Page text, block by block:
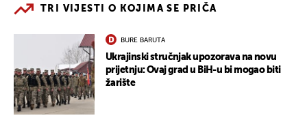
TRI VIJESTI O KOJIMA SE PRIČA
BURE BARUTA
Ukrajinski stručnjak upozorava na novu
prijetnju: Ovaj grad u BiH-u bi mogao biti
žarište